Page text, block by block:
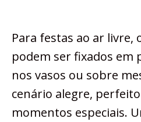
Para festas ao ar livre,
podem ser fixados em
nos vasos ou sobre
cenário alegre,
momentos especiais.